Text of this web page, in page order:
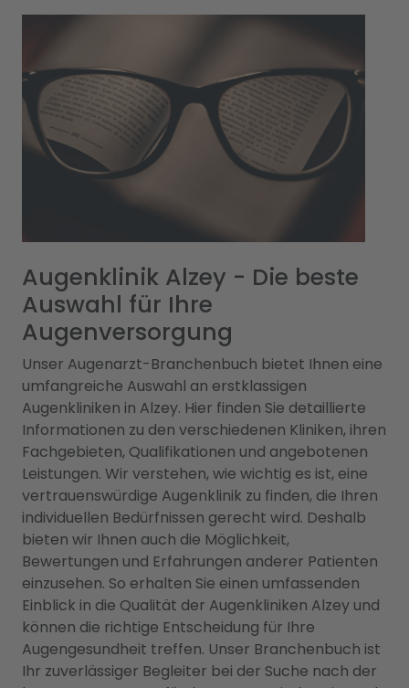
Augenklinik Alzey - Die beste
Auswahl für Ihre
Augenversorgung
Unser Augenarzt-Branchenbuch bietet Ihnen eine
umfangreiche Auswahl an erstklassigen
Augenkliniken in Alzey. Hier finden Sie detaillierte
Informationen zu den verschiedenen Kliniken, ihren
Fachgebieten, Qualifikationen und angebotenen
Leistungen. Wir verstehen, wie wichtig es ist, eine
vertrauenswürdige Augenklinik zu finden, die Ihren
individuellen Bedürfnissen gerecht wird. Deshalb
bieten wir Ihnen auch die Möglichkeit,
Bewertungen und Erfahrungen anderer Patienten
einzusehen. So erhalten Sie einen umfassenden
Einblick in die Qualität der Augenkliniken Alzey und
können die richtige Entscheidung für Ihre
Augengesundheit treffen. Unser Branchenbuch ist
Ihr zuverlässiger Begleiter bei der Suche nach der